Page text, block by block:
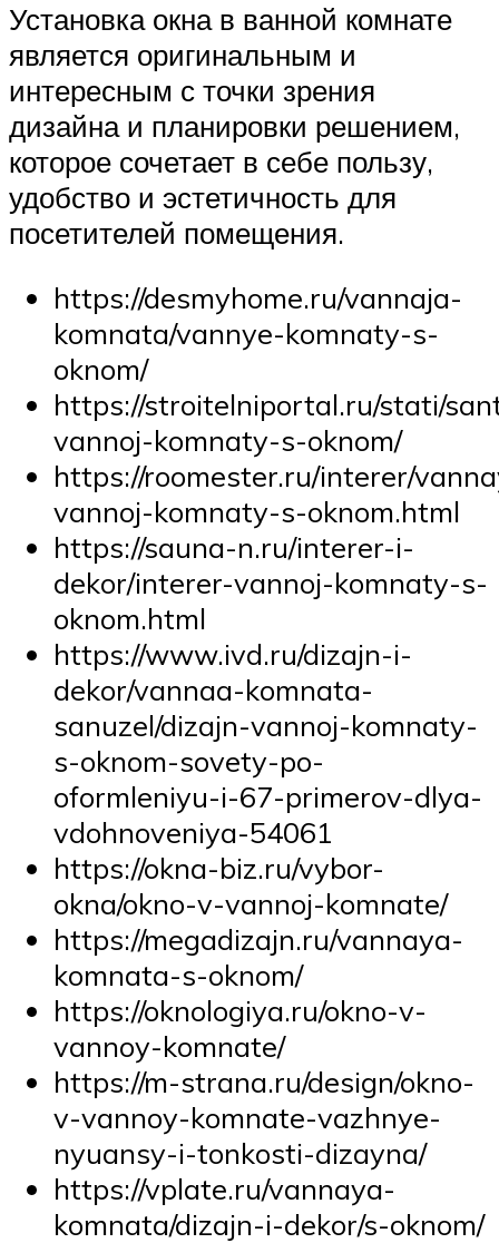
Установка окна в ванной комнате
является оригинальным и
интересным с точки зрения
дизайна и планировки решением,
которое сочетает в себе пользу,
удобство и эстетичность для
посетителей помещения.
https://desmyhome.ru/vannaja-
komnata/vannye-komnaty-s-
oknom/
https://stroitelniportal.ru/stati/
vannoj-komnaty-s-oknom/
https://roomester.ru/interer/
vannoj-komnaty-s-oknom.html
https://sauna-n.ru/interer-i-
dekor/interer-vannoj-komnaty-s-
oknom.html
https://www.ivd.ru/dizajn-i-
dekor/vannaa-komnata-
sanuzel/dizajn-vannoj-komnaty-
s-oknom-sovety-po-
oformleniyu-i-67-primerov-dlya-
vdohnoveniya-54061
https://okna-biz.ru/vybor-
okna/okno-v-vannoj-komnate/
https://megadizajn.ru/vannaya-
komnata-s-oknom/
https://oknologiya.ru/okno-v-
vannoy-komnate/
https://m-strana.ru/design/okno-
v-vannoy-komnate-vazhnye-
nyuansy-i-tonkosti-dizayna/
https://vplate.ru/vannaya-
komnata/dizajn-i-dekor/s-oknom/